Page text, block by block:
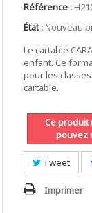
Référence :
État :Nouveau
Le cartable
enfant. Ce
pour les
cartable.
Ce produit
pouvez
Tweet
Imprimer